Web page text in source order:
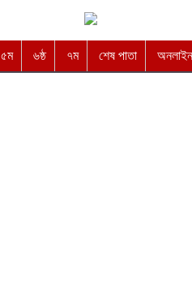
৫ম ৬ষ্ঠ ৭ম শেষ পাতা অনলাইন